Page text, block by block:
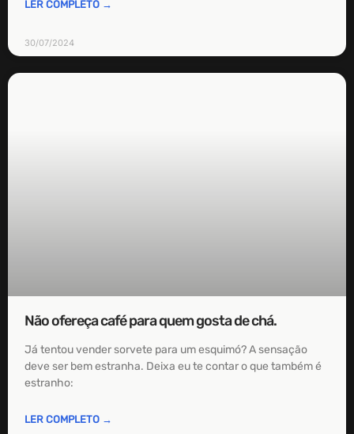
LER COMPLETO →
30/07/2024
Não ofereça café para quem gosta de chá.
Já tentou vender sorvete para um esquimó? A sensação
deve ser bem estranha. Deixa eu te contar o que também é
estranho:
LER COMPLETO →